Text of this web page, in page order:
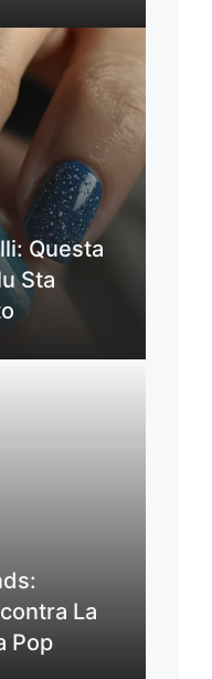
Questa
Sta
La
Pop